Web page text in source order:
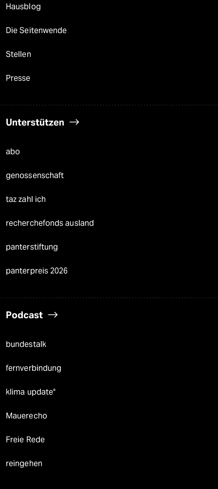
Hausblog
Die Seitenwende
Stellen
Presse
Unterstützen
abo
genossenschaft
taz zahl ich
recherchefonds ausland
panterstiftung
panterpreis 2026
Podcast
bundestalk
fernverbindung
klima update°
Mauerecho
Freie Rede
reingehen